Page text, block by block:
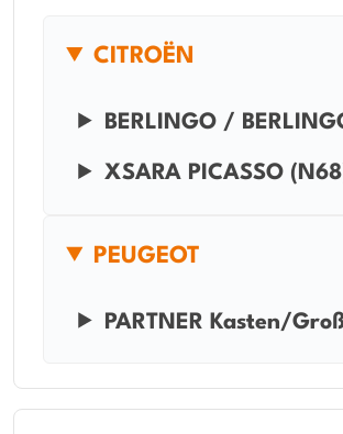
CITROËN
BERLINGO /
XSARA PICASSO
PEUGEOT
PARTNER Kasten/